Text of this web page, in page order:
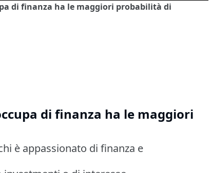
di finanza ha le maggiori probabilità di
di finanza ha le maggiori
è appassionato di finanza e